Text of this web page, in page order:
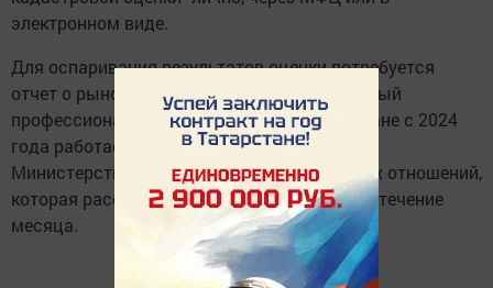
электронном виде.
Для оспаривания результатов оценки потребуется
отчет о рыночной стоимости, подготовленный
профессиональным оценщиком. В Татарстане с 2024
года работает специальная комиссия при
Министерстве земельных и имущественных отношений,
которая рассматривает такие обращения в течение
месяца.